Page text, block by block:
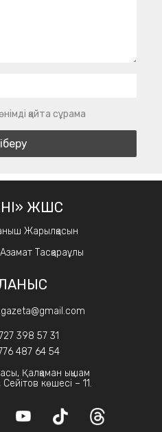
қайта сұрама
ҮНІ» ЖШС
Жарылқасын
Тасқараұлы
398 57 31
487 64 54
Қалқаман ықшам
көшесі – 11.